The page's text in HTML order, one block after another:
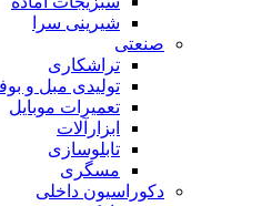
شیرینی سرا
صنعتی
تراشکاری
تولیدی مبل و
تعمیرات موبایل
ابزارآلات
تابلوسازی
مسگری
دکوراسیون داخلی